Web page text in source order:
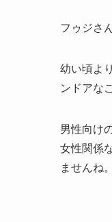
フゥジさ
幼い頃よ
ンドアな
男性向け
女性関係
ませんね。